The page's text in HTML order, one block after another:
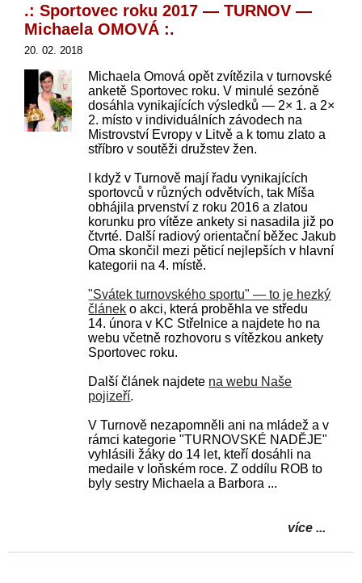
.: Sportovec roku 2017 — TURNOV —
Michaela OMOVÁ :.
20. 02. 2018
Michaela Omová opět zvítězila v turnovské
anketě Sportovec roku. V minulé sezóně
dosáhla vynikajících výsledků — 2× 1. a 2×
2. místo v individuálních závodech na
Mistrovství Evropy v Litvě a k tomu zlato a
stříbro v soutěži družstev žen.
I když v Turnově mají řadu vynikajících
sportovců v různých odvětvích, tak Míša
obhájila prvenství z roku 2016 a zlatou
korunku pro vítěze ankety si nasadila již po
čtvrté. Další radiový orientační běžec Jakub
Oma skončil mezi pěticí nejlepších v hlavní
kategorii na 4. místě.
"Svátek turnovského sportu" — to je hezký
článek o akci, která proběhla ve středu
14. února v KC Střelnice a najdete ho na
webu včetně rozhovoru s vítězkou ankety
Sportovec roku.
Další článek najdete na webu Naše
pojizeří.
V Turnově nezapomněli ani na mládež a v
rámci kategorie "TURNOVSKÉ NADĚJE"
vyhlásili žáky do 14 let, kteří dosáhli na
medaile v loňském roce. Z oddílu ROB to
byly sestry Michaela a Barbora ...
více ...